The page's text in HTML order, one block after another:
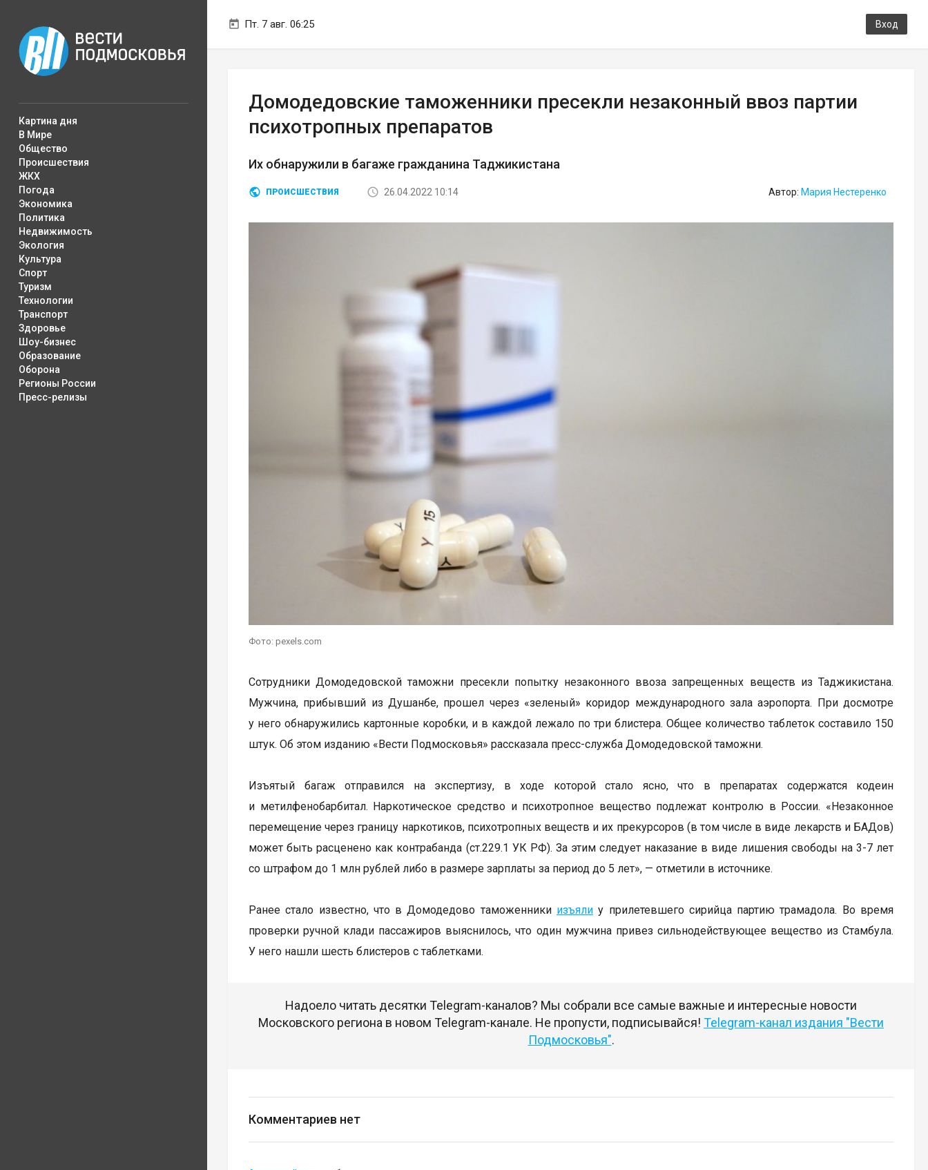
Пт. 7 авг. 06:25 Вход
Картина дня
В Мире
Общество
Происшествия
ЖКХ
Погода
Экономика
Политика
Недвижимость
Экология
Культура
Спорт
Туризм
Технологии
Транспорт
Здоровье
Шоу-бизнес
Образование
Оборона
Регионы России
Пресс-релизы
Домодедовские таможенники пресекли незаконный ввоз партии
психотропных препаратов
Их обнаружили в багаже гражданина Таджикистана
ПРОИСШЕСТВИЯ 26.04.2022 10:14 Автор: Мария Нестеренко
Фото: pexels.com
Сотрудники Домодедовской таможни пресекли попытку незаконного ввоза запрещенных веществ из Таджикистана.
Мужчина, прибывший из Душанбе, прошел через «зеленый» коридор международного зала аэропорта. При досмотре
у него обнаружились картонные коробки, и в каждой лежало по три блистера. Общее количество таблеток составило 150
штук. Об этом изданию «Вести Подмосковья» рассказала пресс-служба Домодедовской таможни.
Изъятый багаж отправился на экспертизу, в ходе которой стало ясно, что в препаратах содержатся кодеин
и метилфенобарбитал. Наркотическое средство и психотропное вещество подлежат контролю в России. «Незаконное
перемещение через границу наркотиков, психотропных веществ и их прекурсоров (в том числе в виде лекарств и БАДов)
может быть расценено как контрабанда (ст.229.1 УК РФ). За этим следует наказание в виде лишения свободы на 3-7 лет
со штрафом до 1 млн рублей либо в размере зарплаты за период до 5 лет», — отметили в источнике.
Ранее стало известно, что в Домодедово таможенники изъяли у прилетевшего сирийца партию трамадола. Во время
проверки ручной клади пассажиров выяснилось, что один мужчина привез сильнодействующее вещество из Стамбула.
У него нашли шесть блистеров с таблетками.
Надоело читать десятки Telegram-каналов? Мы собрали все самые важные и интересные новости
Московского региона в новом Telegram-канале. Не пропусти, подписывайся! Telegram-канал издания "Вести
Подмосковья".
Комментариев нет